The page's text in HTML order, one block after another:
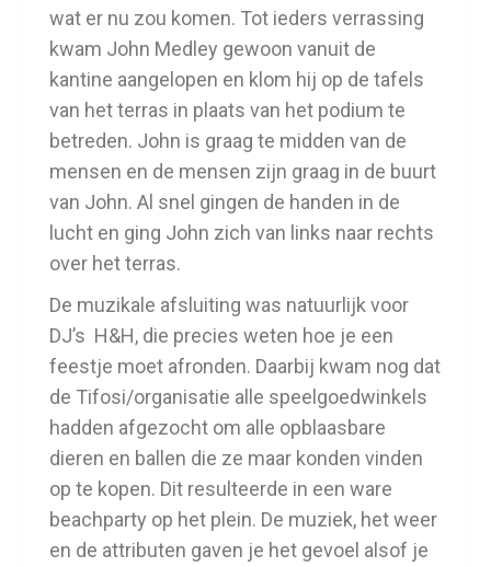
wat er nu zou komen. Tot ieders verrassing
kwam John Medley gewoon vanuit de
kantine aangelopen en klom hij op de tafels
van het terras in plaats van het podium te
betreden. John is graag te midden van de
mensen en de mensen zijn graag in de buurt
van John. Al snel gingen de handen in de
lucht en ging John zich van links naar rechts
over het terras.
De muzikale afsluiting was natuurlijk voor
DJ’s H&H, die precies weten hoe je een
feestje moet afronden. Daarbij kwam nog dat
de Tifosi/organisatie alle speelgoedwinkels
hadden afgezocht om alle opblaasbare
dieren en ballen die ze maar konden vinden
op te kopen. Dit resulteerde in een ware
beachparty op het plein. De muziek, het weer
en de attributen gaven je het gevoel alsof je